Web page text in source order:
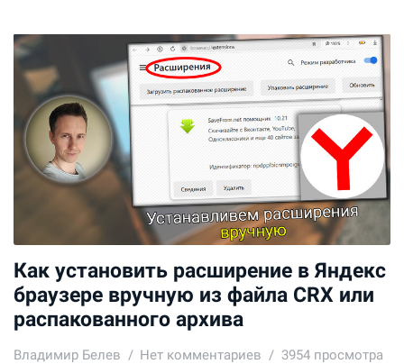
Как установить расширение в Яндекс
браузере вручную из файла CRX или
распакованного архива
Владимир Белев Нет комментариев 3954 просмотра